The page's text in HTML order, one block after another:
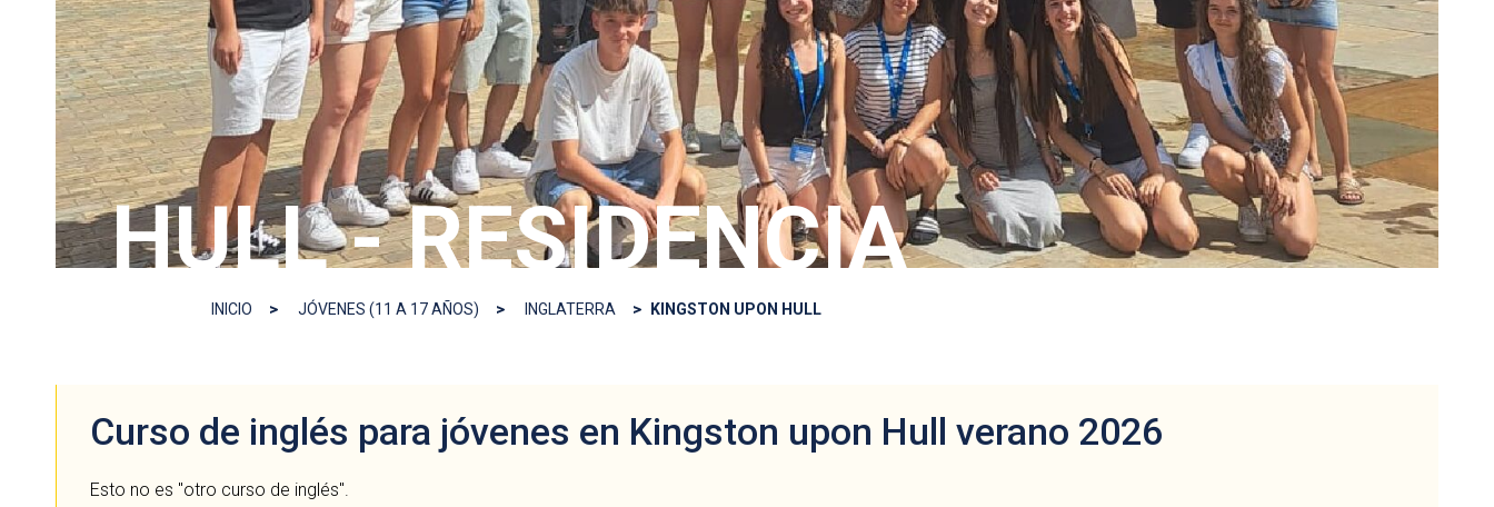
HULL - RESIDENCIA
INICIO JÓVENES (11 A 17 AÑOS) INGLATERRA KINGSTON UPON HULL
Curso de inglés para jóvenes en Kingston upon Hull verano 2026
Esto no es "otro curso de inglés".